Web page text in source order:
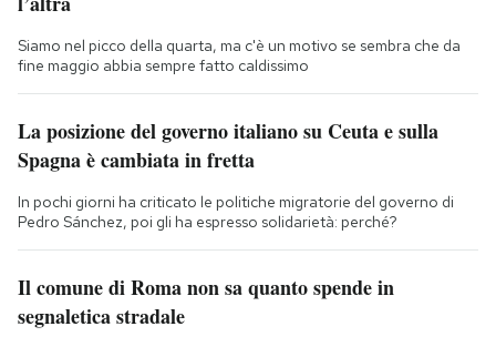
Siamo nel picco della quarta, ma c'è un motivo se sembra che da
fine maggio abbia sempre fatto caldissimo
La posizione del governo italiano su Ceuta e sulla
Spagna è cambiata in fretta
In pochi giorni ha criticato le politiche migratorie del governo di
Pedro Sánchez, poi gli ha espresso solidarietà: perché?
Il comune di Roma non sa quanto spende in
segnaletica stradale